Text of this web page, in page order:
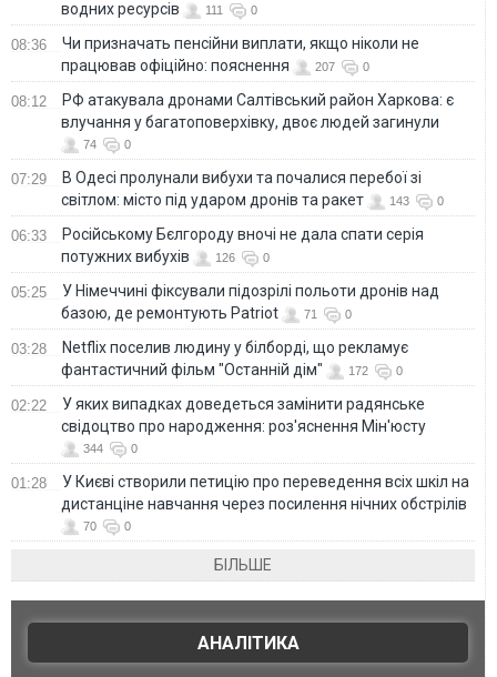
водних ресурсів 111 0
08:36
Чи призначать пенсійни виплати, якщо ніколи не
працював офіційно: пояснення
207 0
08:12
РФ атакувала дронами Салтівський район Харкова: є
влучання у багатоповерхівку, двоє людей загинули
74 0
07:29
В Одесі пролунали вибухи та почалися перебої зі
світлом: місто під ударом дронів та ракет
143 0
06:33
Російському Бєлгороду вночі не дала спати серія
потужних вибухів
126 0
05:25
У Німеччині фіксували підозрілі польоти дронів над
базою, де ремонтують Patriot
71 0
03:28
Netflix поселив людину у білборді, що рекламує
фантастичний фільм "Останній дім"
172 0
02:22
У яких випадках доведеться замінити радянське
свідоцтво про народження: роз'яснення Мін'юсту
344 0
01:28
У Києві створили петицію про переведення всіх шкіл на
дистанціне навчання через посилення нічних обстрілів
70 0
БІЛЬШЕ
АНАЛІТИКА